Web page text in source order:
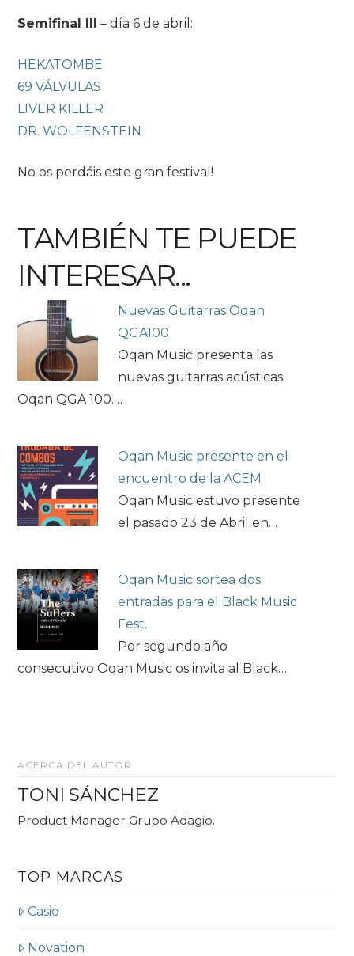
Semifinal III – día 6 de abril:
HEKATOMBE
69 VÁLVULAS
LIVER KILLER
DR. WOLFENSTEIN
No os perdáis este gran festival!
TAMBIÉN TE PUEDE
INTERESAR...
Nuevas Guitarras Oqan
QGA100
Oqan Music presenta las
nuevas guitarras acústicas
Oqan QGA 100.…
Oqan Music presente en el
encuentro de la ACEM
Oqan Music estuvo presente
el pasado 23 de Abril en…
Oqan Music sortea dos
entradas para el Black Music
Fest.
Por segundo año
consecutivo Oqan Music os invita al Black…
ACERCA DEL AUTOR
TONI SÁNCHEZ
Product Manager Grupo Adagio.
TOP MARCAS
Casio
Novation